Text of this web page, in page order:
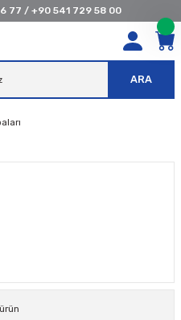
77 / +90 541 729 58 00
ARA